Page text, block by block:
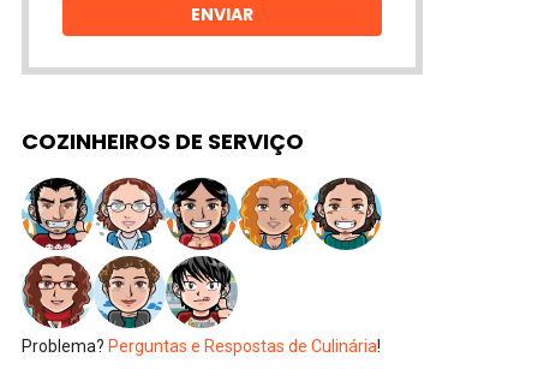
ENVIAR
COZINHEIROS DE SERVIÇO
Problema? Perguntas e Respostas de Culinária!